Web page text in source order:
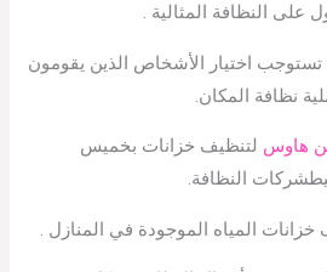
على النظافة المثالية .
تستوجب اختيار الأشخاص الذين يقومون
نظافة المكان.
هاوس لتنظيف خزانات بخميس
النظافة.
المياه الموجودة في المنازل .